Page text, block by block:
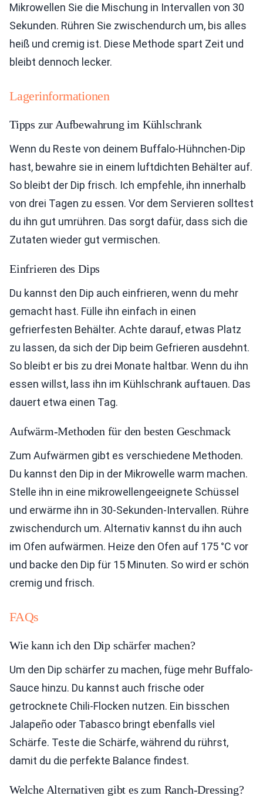
Mikrowellen Sie die Mischung in Intervallen von 30
Sekunden. Rühren Sie zwischendurch um, bis alles
heiß und cremig ist. Diese Methode spart Zeit und
bleibt dennoch lecker.
Lagerinformationen
Tipps zur Aufbewahrung im Kühlschrank
Wenn du Reste von deinem Buffalo-Hühnchen-Dip
hast, bewahre sie in einem luftdichten Behälter auf.
So bleibt der Dip frisch. Ich empfehle, ihn innerhalb
von drei Tagen zu essen. Vor dem Servieren solltest
du ihn gut umrühren. Das sorgt dafür, dass sich die
Zutaten wieder gut vermischen.
Einfrieren des Dips
Du kannst den Dip auch einfrieren, wenn du mehr
gemacht hast. Fülle ihn einfach in einen
gefrierfesten Behälter. Achte darauf, etwas Platz
zu lassen, da sich der Dip beim Gefrieren ausdehnt.
So bleibt er bis zu drei Monate haltbar. Wenn du ihn
essen willst, lass ihn im Kühlschrank auftauen. Das
dauert etwa einen Tag.
Aufwärm-Methoden für den besten Geschmack
Zum Aufwärmen gibt es verschiedene Methoden.
Du kannst den Dip in der Mikrowelle warm machen.
Stelle ihn in eine mikrowellengeeignete Schüssel
und erwärme ihn in 30-Sekunden-Intervallen. Rühre
zwischendurch um. Alternativ kannst du ihn auch
im Ofen aufwärmen. Heize den Ofen auf 175 °C vor
und backe den Dip für 15 Minuten. So wird er schön
cremig und frisch.
FAQs
Wie kann ich den Dip schärfer machen?
Um den Dip schärfer zu machen, füge mehr Buffalo-
Sauce hinzu. Du kannst auch frische oder
getrocknete Chili-Flocken nutzen. Ein bisschen
Jalapeño oder Tabasco bringt ebenfalls viel
Schärfe. Teste die Schärfe, während du rührst,
damit du die perfekte Balance findest.
Welche Alternativen gibt es zum Ranch-Dressing?